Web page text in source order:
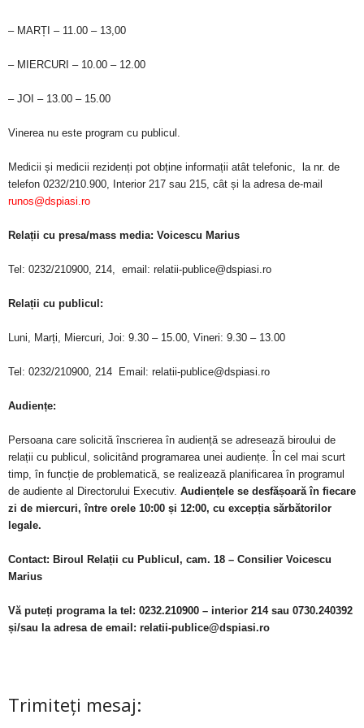
– MARȚI – 11.00 – 13,00
– MIERCURI – 10.00 – 12.00
– JOI – 13.00 – 15.00
Vinerea nu este program cu publicul.
Medicii și medicii rezidenți pot obține informații atât telefonic, la nr. de
telefon 0232/210.900, Interior 217 sau 215, cât și la adresa de-mail
runos@dspiasi. ro
Relații cu presa/mass media: Voicescu Marius
Tel: 0232/210900, 214, email: relatii-publice@dspiasi.ro
Relații cu publicul:
Luni, Marți, Miercuri, Joi: 9.30 – 15.00, Vineri: 9.30 – 13.00
Tel: 0232/210900, 214 Email: relatii-publice@dspiasi.ro
Audiențe:
Persoana care solicită înscrierea în audiență se adresează biroului de
relații cu publicul, solicitând programarea unei audiențe. În cel mai scurt
timp, în funcție de problematică, se realizează planificarea în programul
de audiente al Directorului Executiv. Audiențele se desfășoară în fiecare
zi de miercuri, între orele 10:00 și 12:00, cu excepția sărbătorilor
legale.
Contact: Biroul Relații cu Publicul, cam. 18 – Consilier Voicescu
Marius
Vă puteți programa la tel: 0232.210900 – interior 214 sau 0730.240392
și/sau la adresa de email: relatii-publice@dspiasi.ro
Trimiteți mesaj: